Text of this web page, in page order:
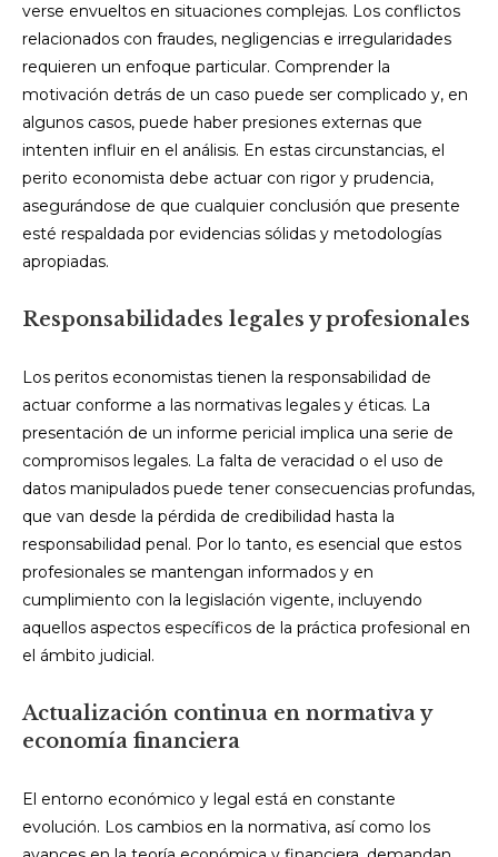
verse envueltos en situaciones complejas. Los conflictos
relacionados con fraudes, negligencias e irregularidades
requieren un enfoque particular. Comprender la
motivación detrás de un caso puede ser complicado y, en
algunos casos, puede haber presiones externas que
intenten influir en el análisis. En estas circunstancias, el
perito economista debe actuar con rigor y prudencia,
asegurándose de que cualquier conclusión que presente
esté respaldada por evidencias sólidas y metodologías
apropiadas.
Responsabilidades legales y profesionales
Los peritos economistas tienen la responsabilidad de
actuar conforme a las normativas legales y éticas. La
presentación de un informe pericial implica una serie de
compromisos legales. La falta de veracidad o el uso de
datos manipulados puede tener consecuencias profundas,
que van desde la pérdida de credibilidad hasta la
responsabilidad penal. Por lo tanto, es esencial que estos
profesionales se mantengan informados y en
cumplimiento con la legislación vigente, incluyendo
aquellos aspectos específicos de la práctica profesional en
el ámbito judicial.
Actualización continua en normativa y
economía financiera
El entorno económico y legal está en constante
evolución. Los cambios en la normativa, así como los